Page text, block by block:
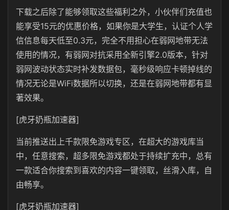
下载之后除了能够领取这些福利之外，小伙伴们充值也
能享受15元的优惠价格，如果你是大学生，认证个人学
信信息每天低至0.3元，完全不用担心在弱网地带无法
使用的情况，有弱网对抗采用全新引擎2.0版本，针对
弱网波动状态实时补发数据包，毫秒级响应卡顿掉线的
情况无论是WiFi数据所以切换，还是在弱网地带都有显
著效果。
[虎牙奶瓶加速器]
当前推送出上千款限免游戏专区，在超大的游戏库当
中，任意搜索，超多限免游戏都处于持续扩充中，总有
一款适合你搜索到喜欢的内容一键领取，丝滑入库，自
由畅享。
[虎牙奶瓶加速器]